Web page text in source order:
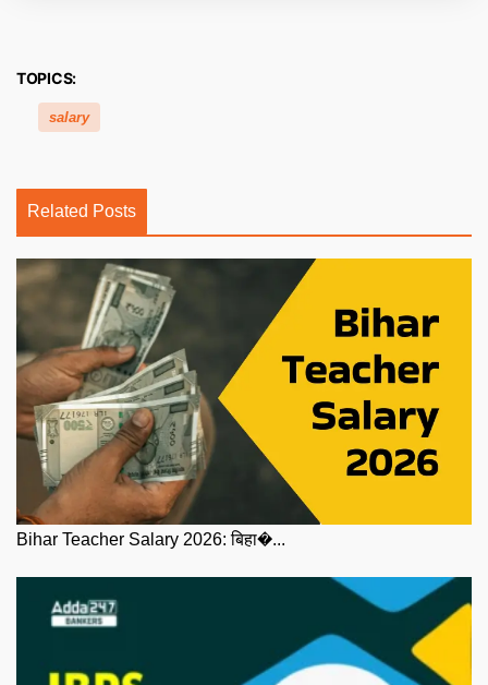
TOPICS:
salary
Related Posts
Bihar Teacher Salary 2026: बिहा�...